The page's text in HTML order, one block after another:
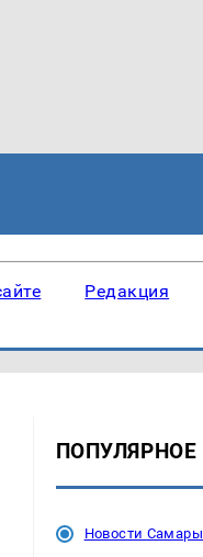
Редакция
ПОПУЛЯРНОЕ
Новости Самары